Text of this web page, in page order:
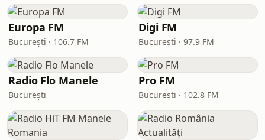
Europa FM
București · 106.7 FM
Digi FM
București · 97.9 FM
Radio Flo Manele
București
Pro FM
București · 102.8 FM